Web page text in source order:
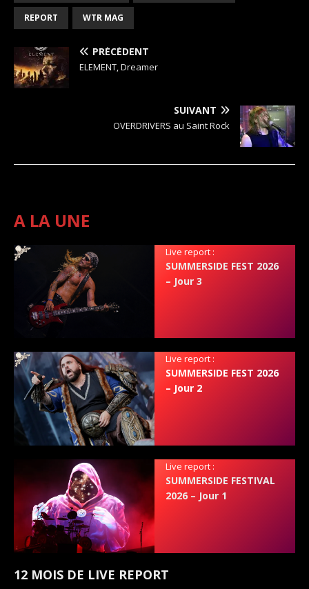
REPORT WTR MAG
PRÉCÉDENT
ELEMENT, Dreamer
SUIVANT
OVERDRIVERS au Saint Rock
A LA UNE
Live report :
SUMMERSIDE FEST 2026
– Jour 3
Live report :
SUMMERSIDE FEST 2026
– Jour 2
Live report :
SUMMERSIDE FESTIVAL
2026 – Jour 1
12 MOIS DE LIVE REPORT